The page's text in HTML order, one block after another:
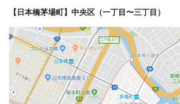
【日本橋茅場町】中央区（一丁目〜三丁目）